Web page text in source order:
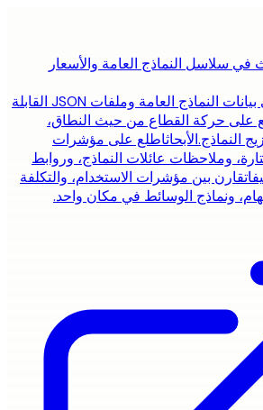
في سلاسل النماذج العامة والأسعار
اطلع على بيانات النماذج العامة وملفات JSON القابلة
على حركة القطاع من حيث النطاق،
النماذج.الأبحاثاطلع على مؤشرات
وملاحظات عائلات النماذج، وروابط
قارن بين مؤشرات الاستخدام، والتكلفة
ونماذج الوسائط في مكان واحد.